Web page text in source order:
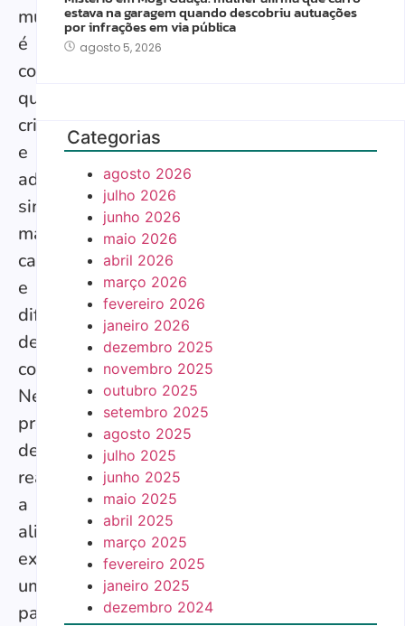
mudar,
é
comum
que
crianças
e
adultos
sintam
mais
cansaço
e
dificuldade
de
concentração.
Nesse
processo
de
readaptação,
a
alimentação
exerce
um
papel
estava na garagem quando descobriu autuações
por infrações em via pública
agosto 5, 2026
Categorias
agosto 2026
julho 2026
junho 2026
maio 2026
abril 2026
março 2026
fevereiro 2026
janeiro 2026
dezembro 2025
novembro 2025
outubro 2025
setembro 2025
agosto 2025
julho 2025
junho 2025
maio 2025
abril 2025
março 2025
fevereiro 2025
janeiro 2025
dezembro 2024